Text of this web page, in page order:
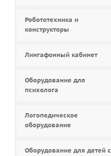
Робототехника и
конструкторы
Лингафонный кабинет
Оборудование для
психолога
Логопедическое
оборудование
Оборудование для детей с